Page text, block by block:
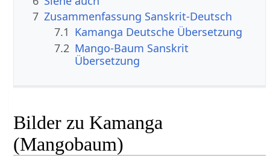
7 Zusammenfassung Sanskrit-Deutsch
7.1 Kamanga Deutsche Übersetzung
7.2 Mango-Baum Sanskrit
Übersetzung
Bilder zu Kamanga
(Mangobaum)